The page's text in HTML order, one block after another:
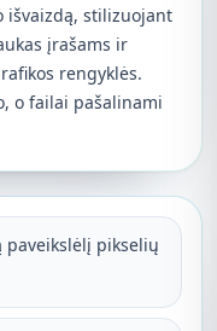
išvaizdą, stilizuojant
įrašams ir
rengyklės.
o failai pašalinami
paveikslėlį pikselių